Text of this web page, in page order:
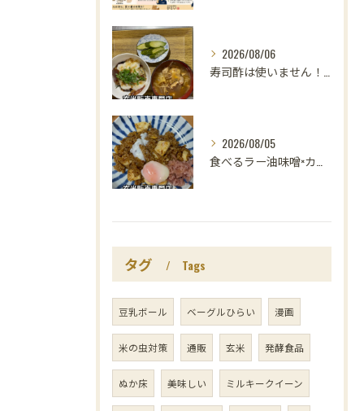
2026/08/06
寿司酢は使いません！😳
2026/08/05
食べるラー油味噌×カレー！
タグ Tags
豆乳ボール ベーグルひらい 漫画
米の虫対策 通販 玄米 発酵食品
ぬか床 美味しい ミルキークイーン